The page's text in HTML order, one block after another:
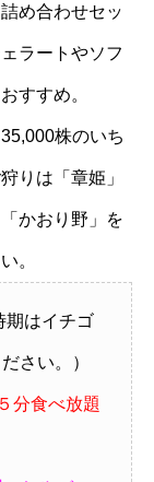
め合わせセッ
ラートやソフ
すすめ。
株のいち
りは「章姫」
かおり野」を
。
期はイチゴ
さい。）
食べ放題